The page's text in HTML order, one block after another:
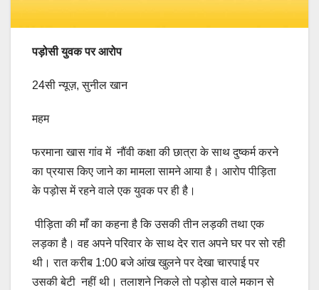
पड़ोसी युवक पर आरोप
24सी न्यूज़, सुनील खान
महम
फरमाना खास गांव में नौंवी कक्षा की छात्रा के साथ दुष्कर्म करने
का प्रयास किए जाने का मामला सामने आया है। आरोप पीड़िता
के पड़ोस में रहने वाले एक युवक पर ही है।
पीड़िता की माँ का कहना है कि उसकी तीन लड़की तथा एक
लड़का है। वह अपने परिवार के साथ देर रात अपने घर पर सो रही
थी। रात करीब 1:00 बजे आंख खुलने पर देखा चारपाई पर
उसकी बेटी नहीं थी। तलाशने निकले तो पड़ोस वाले मकान से